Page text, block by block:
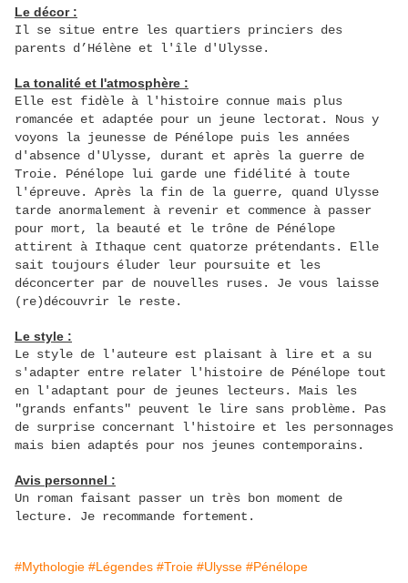
Le décor :
Il se situe entre les quartiers princiers des
parents d’Hélène et l'île d'Ulysse.
La tonalité et l'atmosphère :
Elle est fidèle à l'histoire connue mais plus
romancée et adaptée pour un jeune lectorat . Nous y
voyons la jeunesse de Pénélope puis les années
d'absence d'Ulysse, durant et après la guerre de
Troie. Pénélope lui garde une fidélité à toute
l'épreuve. Après la fin de la guerre, quand Ulysse
tarde anormalement à revenir et commence à passer
pour mort, la beauté et le trône de Pénélope
attirent à Ithaque cent quatorze prétendants. Elle
sait toujours éluder leur poursuite et les
déconcerter par de nouvelles ruses. Je vous laisse
(re)découvrir le reste.
Le style :
Le style de l'auteure est plaisant à lire et a su
s'adapter entre relater l'histoire de Pénélope tout
en l'adaptant pour de jeunes lecteurs. Mais les
"grands enfants" peuvent le lire sans problème. Pas
de surprise concernant l'histoire et les personnages
mais bien adaptés pour nos jeunes contemporains.
Avis personnel :
Un roman faisant passer un très bon moment de
lecture. Je recommande fortement.
#Mythologie #Légendes #Troie #Ulysse #Pénélope